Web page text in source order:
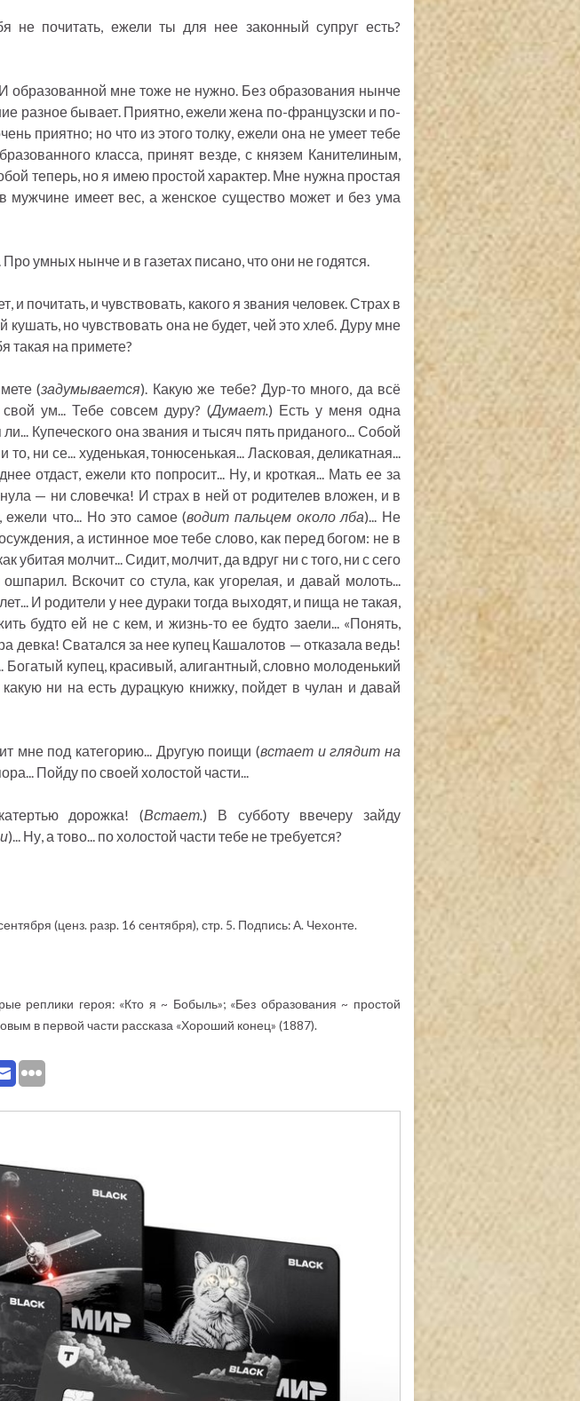
не почитать, ежели ты для нее законный супруг есть?
образованной мне тоже не нужно. Без образования нынче
разное бывает. Приятно, ежели жена по-французски и по-
приятно; но что из этого толку, ежели она не умеет тебе
класса, принят везде, с князем Канителиным,
теперь, но я имею простой характер. Мне нужна простая
имеет вес, а женское существо может и без ума
умных нынче и в газетах писано, что они не годятся.
и почитать, и чувствовать, какого я звания человек. Страх в
кушать, но чувствовать она не будет, чей это хлеб. Дуру мне
такая на примете?
(задумывается). Какую же тебе? Дур-то много, да всё
ум... Тебе совсем дуру? (Думает.) Есть у меня одна
Купеческого она звания и тысяч пять приданого... Собой
то, ни се... худенькая, тонюсенькая... Ласковая, деликатная...
отдаст, ежели кто попросит... Ну, и кроткая... Мать ее за
— ни словечка! И страх в ней от родителев вложен, и в
ежели что... Но это самое (водит пальцем около лба)... Не
а истинное мое тебе слово, как перед богом: не в
убитая молчит... Сидит, молчит, да вдруг ни с того, ни с сего
Вскочит со стула, как угорелая, и давай молоть...
И родители у нее дураки тогда выходят, и пища не такая,
будто ей не с кем, и жизнь-то ее будто заели... «Понять,
девка! Сватался за нее купец Кашалотов — отказала ведь!
Богатый купец, красивый, алигантный, словно молоденький
ни на есть дурацкую книжку, пойдет в чулан и давай
мне под категорию... Другую поищи (встает и глядит на
Пойду по своей холостой части...
дорожка! (Встает.) В субботу ввечеру зайду
)... Ну, а тово... по холостой части тебе не требуется?
(ценз. разр. 16 сентября), стр. 5. Подпись: А. Чехонте.
реплики героя: «Кто я ~ Бобыль»; «Без образования ~ простой
в первой части рассказа «Хороший конец» (1887).